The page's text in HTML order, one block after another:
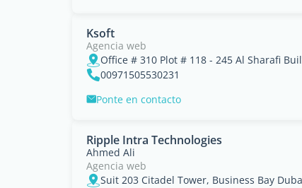
Ksoft
Agencia web
Office # 310 Plot # 118 - 245 Al Sharafi
00971505530231
Ponte en contacto
Ripple Intra Technologies
Ahmed Ali
Agencia web
Suit 203 Citadel Tower, Business Bay